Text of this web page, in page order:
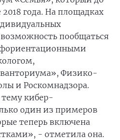
года. На площадках
пообщаться
Физико-
и Роскомнадзора.
кибер-
один из примеров
теперь включена
- отметила она.